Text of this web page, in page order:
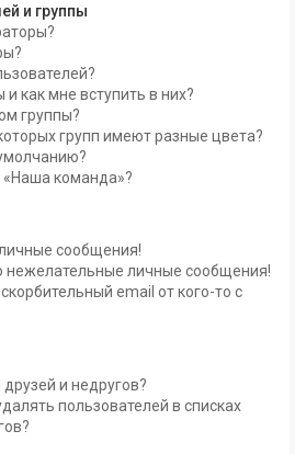
и группы
и как мне вступить в них?
группы?
групп имеют разные цвета?
«Наша команда»?
сообщения!
нежелательные личные сообщения!
email от кого-то с
и недругов?
пользователей в списках